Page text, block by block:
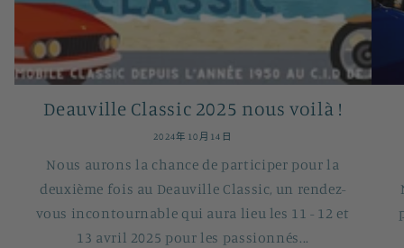
Deauville Classic 2025 nous voilà !
2024年10月14日
Nous aurons la chance de participer pour la
deuxième fois au Deauville Classic, un rendez-
vous incontournable qui aura lieu les 11 - 12 et
13 avril 2025 pour les passionnés...